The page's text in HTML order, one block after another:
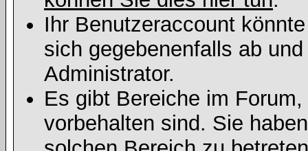
Ihr Benutzeraccount
sich gegebenenfalls ab
Administrator.
Es gibt Bereiche im
vorbehalten sind. Sie